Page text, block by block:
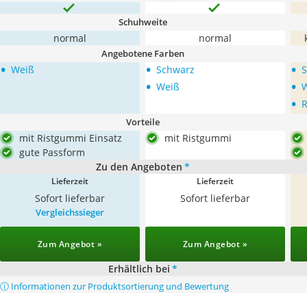
Schuhweite
normal normal
Angebotene Farben
• Weiß • Schwarz
• Weiß
•
•
•
Vorteile
mit Ristgummi Einsatz
gute Passform
mit Ristgummi
Zu den Angeboten *
Lieferzeit
Sofort lieferbar
Lieferzeit
Sofort lieferbar
Vergleichssieger
Zum Angebot » Zum Angebot »
Erhältlich bei *
ⓘ Informationen zur Produktsortierung und Bewertung